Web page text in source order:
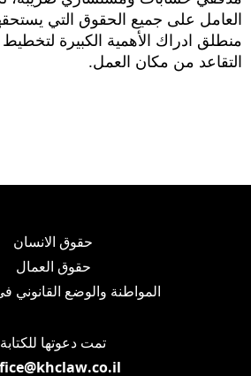
العامل على جميع الحقوق التي
منطلق ادراك الأهمية الكبيرة
التقاعد من مكان العمل.
حقوق الانسان
حقوق العمال
المواطنة والوضع القانوني
تمت دعوتها للكتابة